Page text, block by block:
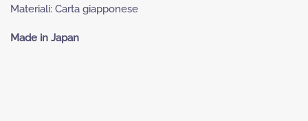
Materiali: Carta giapponese
Made in Japan